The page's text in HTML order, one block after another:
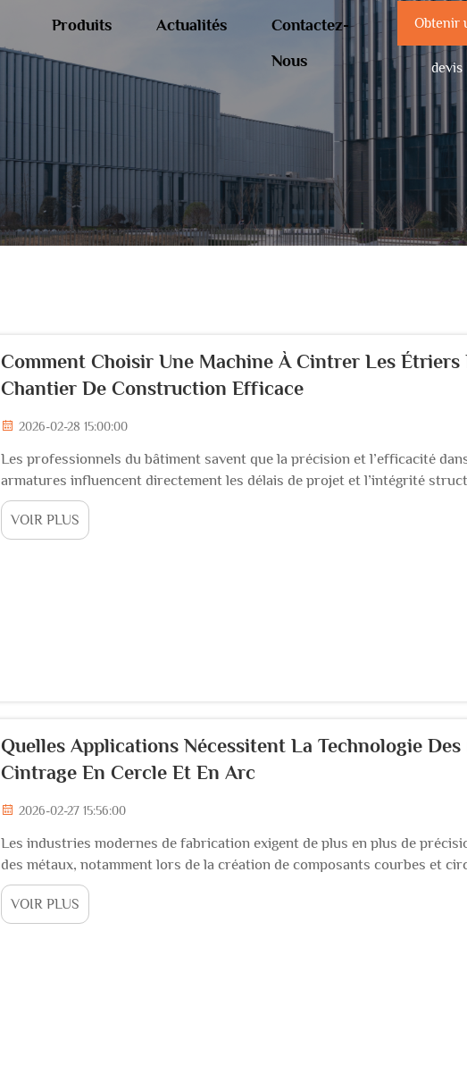
Produits Actualités
Contactez-
Nous
Obtenir
devis
Comment Choisir Une Machine À Cintrer Les Étriers
Chantier De Construction Efficace
2026-02-28 15:00:00
Les professionnels du bâtiment savent que la précision et l’efficacité
armatures influencent directement les délais de projet et l’intégrité
essentiels pour le béton armé, la machine à cintrer les étriers d’armature
VOIR PLUS
Quelles Applications Nécessitent La Technologie Des
Cintrage En Cercle Et En Arc
2026-02-27 15:56:00
Les industries modernes de fabrication exigent de plus en plus de
des métaux, notamment lors de la création de composants courbes et
cintrage en cercle et en arc s'est imposée comme un outil essentiel pour
métalliques droites, r...
VOIR PLUS